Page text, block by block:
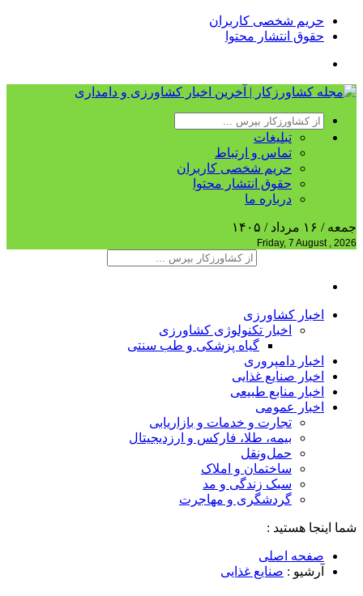
حریم شخصی کاربران
حقوق انتشار محتوا
تبلیغات
تماس و ارتباط
حریم شخصی کاربران
حقوق انتشار محتوا
درباره ما
جمعه / ۱۶ مرداد / ۱۴۰۵
Friday, 7 August , 2026
اخبار کشاورزی
اخبار تکنولوژی کشاورزی
گیاه پزشکی و طب سنتی
اخبار دامپروری
اخبار صنایع غذایی
اخبار منابع طبیعی
اخبار عمومی
تجارت و خدمات و بازاریابی
بیمه، طلا، فارکس و ارزدیجیتال
حمل‌و‌نقل
ساختمان و املاک
سبک زندگی و مد
گردشگری و مهاجرت
شما اینجا هستید :
صفحه اصلی
آرشیو : صنایع غذایی